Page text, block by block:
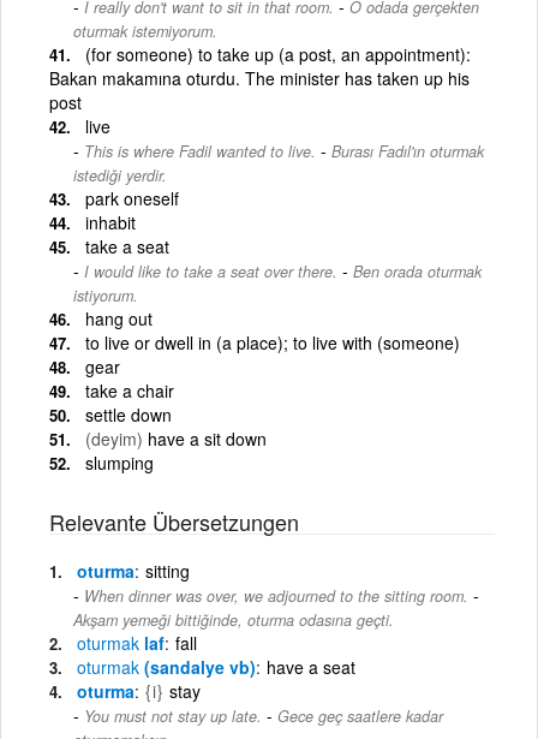
I really don't want to sit in that room. - O odada gerçekten
oturmak istemiyorum.
(for someone) to take up (a post, an appointment):
Bakan makamına oturdu. The minister has taken up his
post
live
This is where Fadil wanted to live. - Burası Fadıl'ın oturmak
istediği yerdir.
park oneself
inhabit
take a seat
I would like to take a seat over there. - Ben orada oturmak
istiyorum.
hang out
to live or dwell in (a place); to live with (someone)
gear
take a chair
settle down
(deyim) have a sit down
slumping
Relevante Übersetzungen
oturma sitting
When dinner was over, we adjourned to the sitting room. -
Akşam yemeği bittiğinde, oturma odasına geçti.
oturmak laf fall
oturmak (sandalye vb) have a seat
oturma {i} stay
You must not stay up late. - Gece geç saatlere kadar